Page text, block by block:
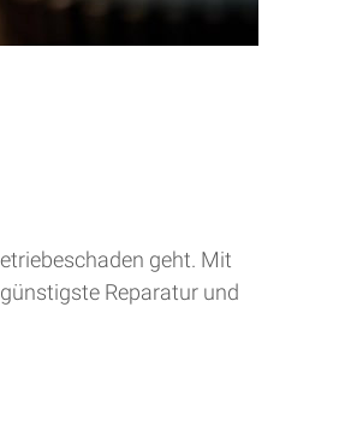
geht. Mit
Reparatur und